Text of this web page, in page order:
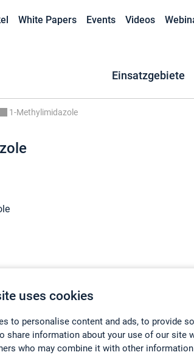
uses cookies
to personalise content and ads, to provide
share information about your use of our site
who may combine it with other
White Papers Events Videos
Einsatzgebiete
1-Methylimidazole